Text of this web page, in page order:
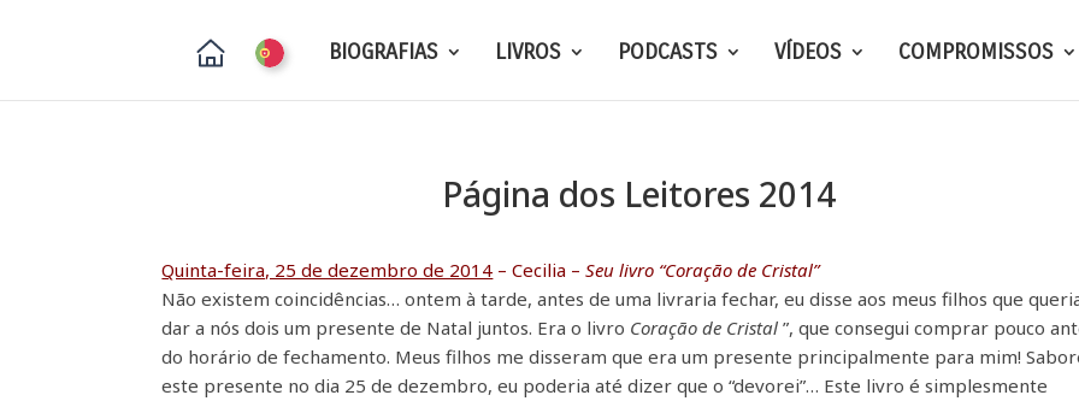
BIOGRAFIAS LIVROS PODCASTS VÍDEOS COMPROMISSOS
Página dos Leitores 2014
Quinta-feira, 25 de dezembro de 2014 – Cecilia –Seu livro “Coração de Cristal”
Não existem coincidências… ontem à tarde, antes de uma livraria fechar, eu disse aos meus filhos que
dar a nós dois um presente de Natal juntos. Era o livro Coração de Cristal ”, que consegui comprar pouco
do horário de fechamento. Meus filhos me disseram que era um presente principalmente para mim!
este presente no dia 25 de dezembro, eu poderia até dizer que o “devorei”… Este livro é simplesmente